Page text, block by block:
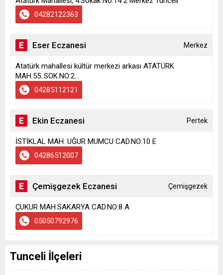
04282122363
Eser Eczanesi Merkez
Atatürk mahallesi kültür merkezi arkası ATATÜRK
MAH.55..SOK.NO:2...
04285112121
Ekin Eczanesi Pertek
İSTİKLAL MAH. UĞUR MUMCU CAD.NO:10 E
04286512007
Çemişgezek Eczanesi Çemişgezek
ÇUKUR MAH.SAKARYA CAD.NO:8 A
05050792976
Tunceli İlçeleri